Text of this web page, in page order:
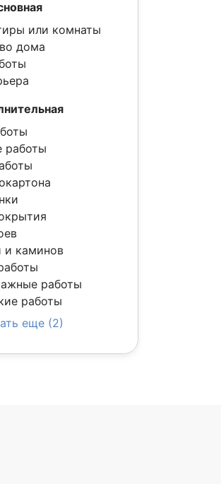
или комнаты
дома
работы
и каминов
работы
работы
еще (2)